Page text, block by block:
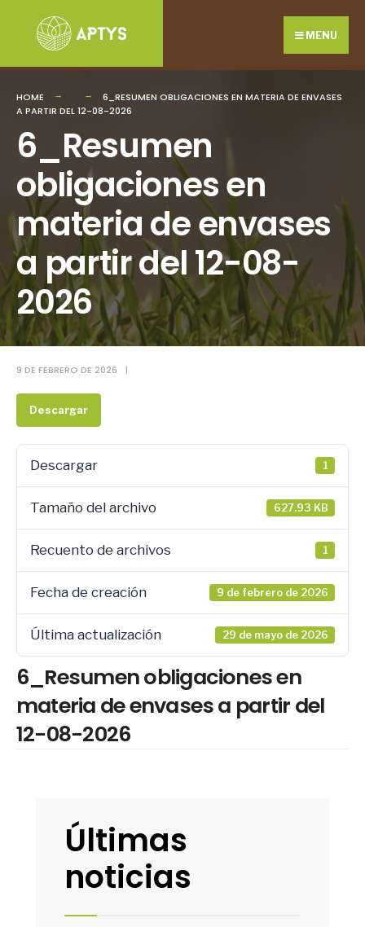
MENU
HOME
6_RESUMEN OBLIGACIONES EN MATERIA DE ENVASES
A PARTIR DEL 12-08-2026
6_Resumen
obligaciones en
materia de envases
a partir del 12-08-
2026
9 DE FEBRERO DE 2026 |
Descargar
Descargar 1
Tamaño del archivo 627.93 KB
Recuento de archivos 1
Fecha de creación 9 de febrero de 2026
Última actualización 29 de mayo de 2026
6_Resumen obligaciones en
materia de envases a partir del
12-08-2026
Últimas
noticias
for: